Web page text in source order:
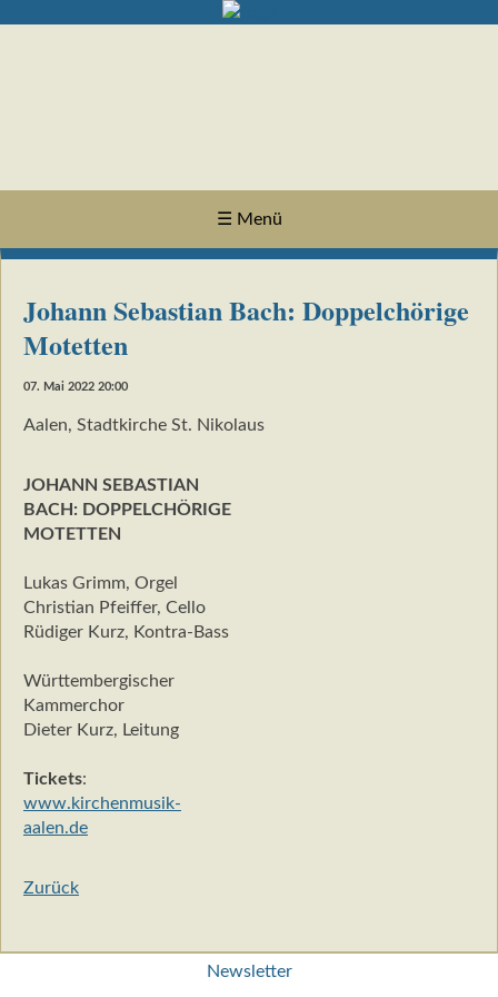
☰ Menü
Johann Sebastian Bach: Doppelchörige
Motetten
07. Mai 2022 20:00
Aalen, Stadtkirche St. Nikolaus
JOHANN SEBASTIAN
BACH: DOPPELCHÖRIGE
MOTETTEN
Lukas Grimm, Orgel
Christian Pfeiffer, Cello
Rüdiger Kurz, Kontra-Bass
Württembergischer
Kammerchor
Dieter Kurz, Leitung
Tickets:
www.kirchenmusik-
aalen.de
Zurück
Newsletter